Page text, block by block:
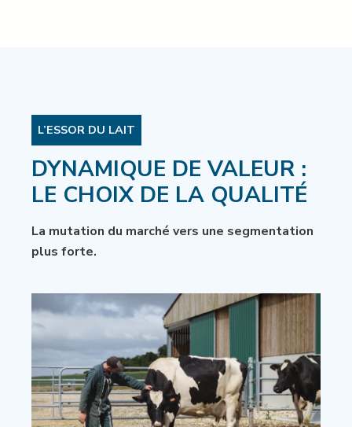
L’ESSOR DU LAIT
DYNAMIQUE DE VALEUR :
LE CHOIX DE LA QUALITÉ
La mutation du marché vers une segmentation
plus forte.